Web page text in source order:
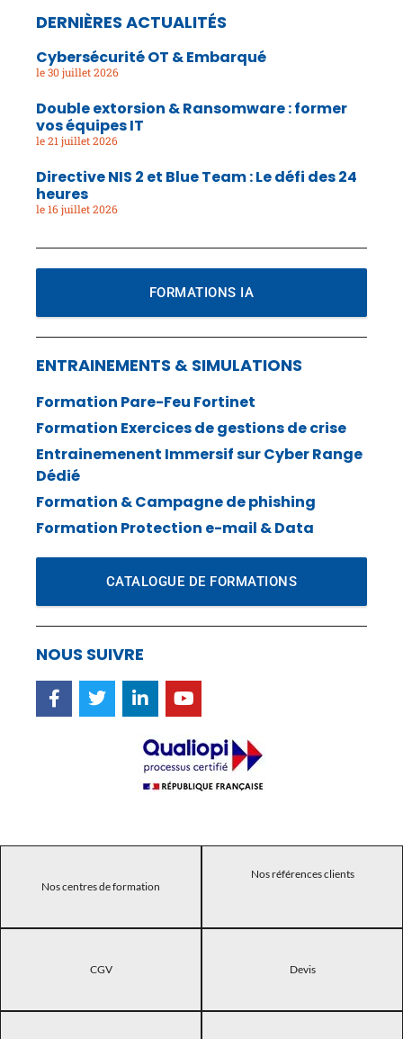
DERNIÈRES ACTUALITÉS
Cybersécurité OT & Embarqué
30 juillet 2026
Double extorsion & Ransomware : former
vos équipes IT
21 juillet 2026
Directive NIS 2 et Blue Team : Le défi des 24
heures
16 juillet 2026
FORMATIONS IA
ENTRAINEMENTS & SIMULATIONS
Formation Pare-Feu Fortinet
Formation Exercices de gestions de crise
Entrainemenent Immersif sur Cyber Range
Dédié
Formation & Campagne de phishing
Formation Protection e-mail & Data
CATALOGUE DE FORMATIONS
NOUS SUIVRE
Nos centres de formation
Nos références clients
CGV Devis